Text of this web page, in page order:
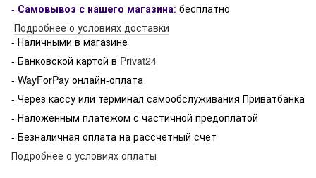
- Самовывоз с нашего магазина: бесплатно
Подробнее о условиях доставки
- Наличными в магазине
- Банковской картой в Privat24
- WayForPay онлайн-оплата
- Через кассу или терминал самообслуживания Приватбанка
- Наложенным платежом с частичной предоплатой
- Безналичная оплата на рассчетный счет
Подробнее о условиях оплаты